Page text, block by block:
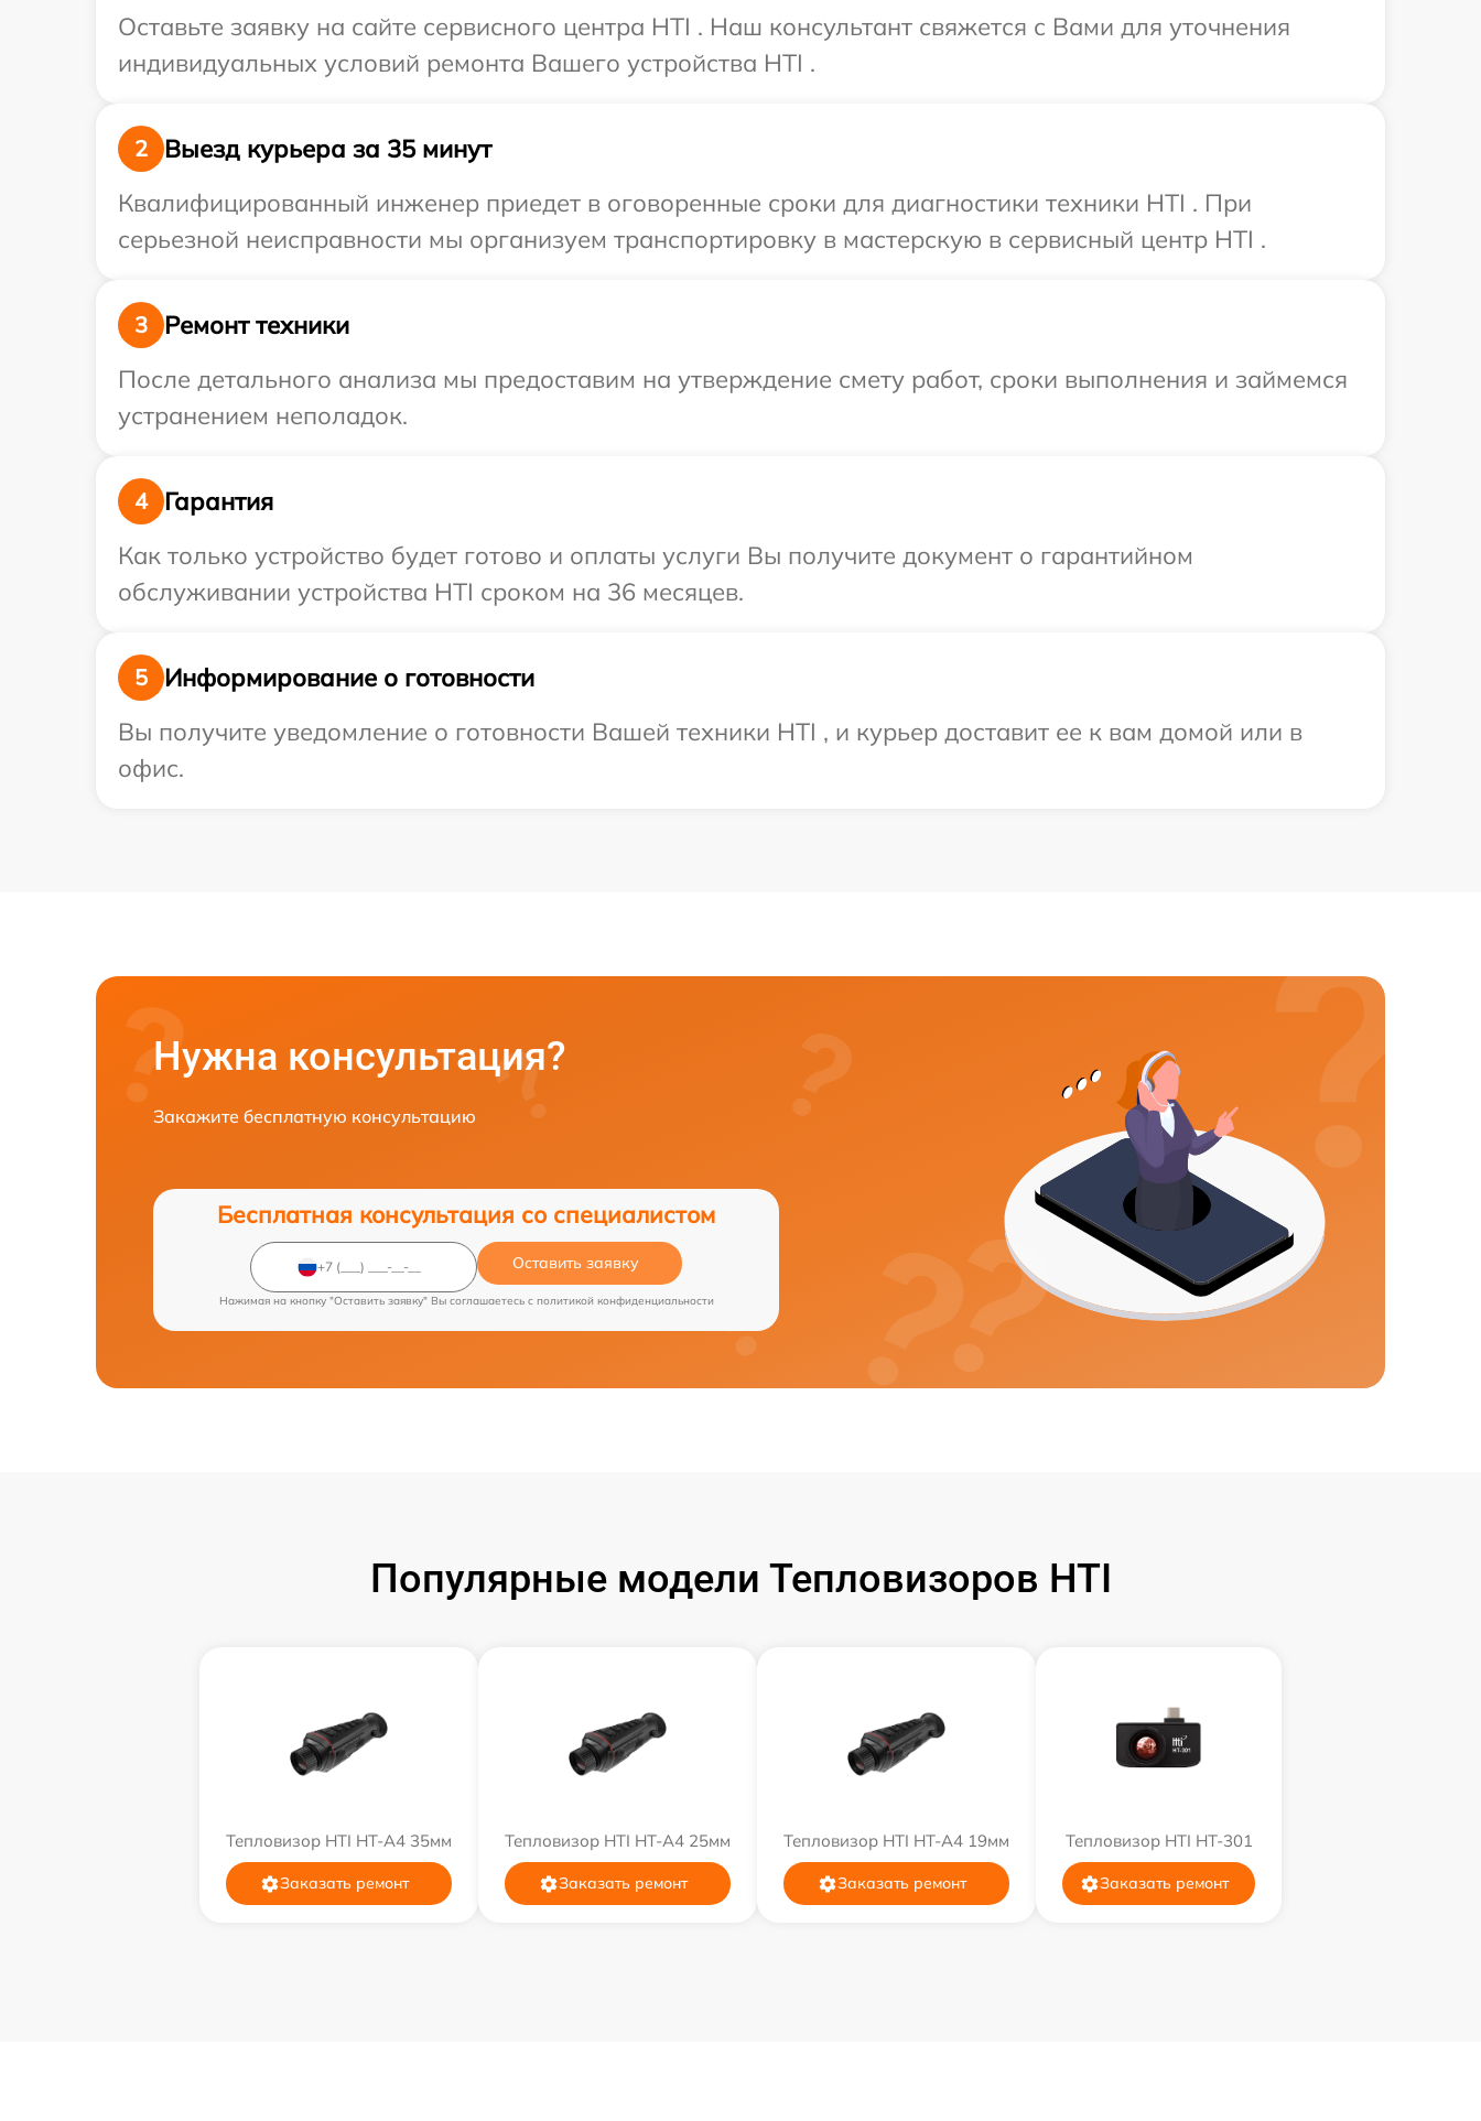
Оставьте заявку на сайте сервисного центра HTI . Наш консультант свяжется с Вами для уточнения
индивидуальных условий ремонта Вашего устройства HTI .
2
Выезд курьера за 35 минут
Квалифицированный инженер приедет в оговоренные сроки для диагностики техники HTI . При
серьезной неисправности мы организуем транспортировку в мастерскую в сервисный центр HTI .
3
Ремонт техники
После детального анализа мы предоставим на утверждение смету работ, сроки выполнения и займемся
устранением неполадок.
4
Гарантия
Как только устройство будет готово и оплаты услуги Вы получите документ о гарантийном
обслуживании устройства HTI сроком на 36 месяцев.
5
Информирование о готовности
Вы получите уведомление о готовности Вашей техники HTI , и курьер доставит ее к вам домой или в
офис.
Нужна консультация?
Закажите бесплатную консультацию
Бесплатная консультация со специалистом
Оставить заявку
Нажимая на кнопку "Оставить заявку" Вы соглашаетесь c политикой конфиденциальности
Популярные модели Тепловизоров HTI
Тепловизор HTI HT-A4 35мм
Заказать ремонт
Тепловизор HTI HT-A4 25мм
Заказать ремонт
Тепловизор HTI HT-A4 19мм
Заказать ремонт
Тепловизор HTI HT-301
Заказать ремонт